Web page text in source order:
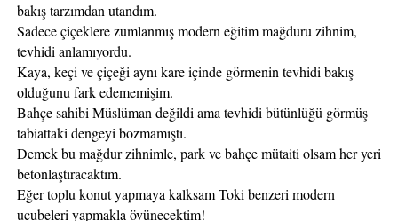
bakış tarzımdan utandım.
Sadece çiçeklere zumlanmış modern eğitim mağduru zihnim,
tevhidi anlamıyordu.
Kaya, keçi ve çiçeği aynı kare içinde görmenin tevhidi bakış
olduğunu fark edememişim.
Bahçe sahibi Müslüman değildi ama tevhidi bütünlüğü görmüş
tabiattaki dengeyi bozmamıştı.
Demek bu mağdur zihnimle, park ve bahçe mütaiti olsam her yeri
betonlaştıracaktım.
Eğer toplu konut yapmaya kalksam Toki benzeri modern
ucubeleri yapmakla övünecektim!